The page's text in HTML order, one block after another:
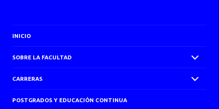
INICIO
SOBRE LA FACULTAD
CARRERAS
POSTGRADOS Y EDUCACIÓN CONTINUA